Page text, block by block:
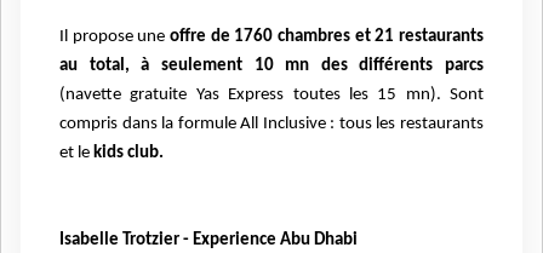
Il propose une offre de 1760 chambres et 21 restaurants
au total, à seulement 10 mn des différents parcs
(navette gratuite Yas Express toutes les 15 mn). Sont
compris dans la formule All Inclusive : tous les restaurants
et le kids club.
Isabelle Trotzier - Experience Abu Dhabi